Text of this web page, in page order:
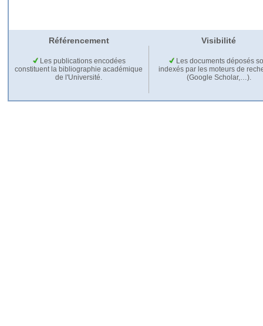
Référencement Visibilité
Les publications encodées
constituent la bibliographie académique
de l'Université.
Les documents déposés
indexés par les moteurs de
(Google Scholar,…).